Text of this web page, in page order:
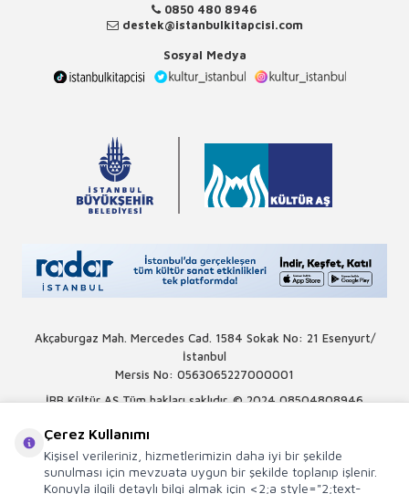
0850 480 8946
destek@istanbulkitapcisi.com
Sosyal Medya
Akçaburgaz Mah. Mercedes Cad. 1584 Sokak No: 21 Esenyurt/
İstanbul
Mersis No: 0563065227000001
İBB Kültür AŞ Tüm hakları saklıdır. © 2024 08504808946
Çerez Kullanımı
Kişisel verileriniz, hizmetlerimizin daha iyi bir şekilde
sunulması için mevzuata uygun bir şekilde toplanıp işlenir.
Konuyla ilgili detaylı bilgi almak için <2;a style="2;text-